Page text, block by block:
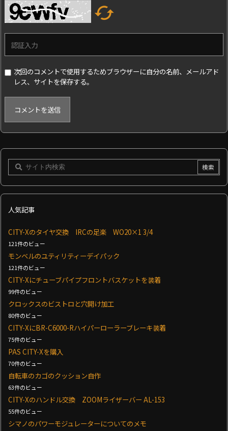

次回のコメントで使用するためブラウザーに自分の名前、メールアド
レス、サイトを保存する。
人気記事
CITY-Xのタイヤ交換 IRCの足楽 WO20×1 3/4
121件のビュー
モンベルのユティリティーデイパック
121件のビュー
CITY-Xにチューブパイプフロントバスケットを装着
99件のビュー
クロックスのビストロと穴開け加工
80件のビュー
CITY-XにBR-C6000-Rハイパーローラーブレーキ装着
75件のビュー
PAS CITY-Xを購入
70件のビュー
自転車のカゴのクッション自作
63件のビュー
CITY-Xのハンドル交換 ZOOMライザーバー AL-153
55件のビュー
シマノのパワーモジュレーターについてのメモ